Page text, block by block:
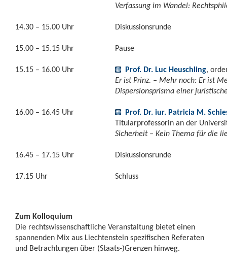
Verfassung im Wandel:
14.30 – 15.00 Uhr Diskussionsrunde
15.00 – 15.15 Uhr Pause
15.15 – 16.00 Uhr Prof. Dr. Luc Heuschling,
Er ist Prinz. – Mehr noch: Er ist
Dispersionsprisma einer
16.00 – 16.45 Uhr
Prof. Dr. iur. Patricia M.
Titularprofessorin an der
Sicherheit – Kein Thema für die
16.45 – 17.15 Uhr Diskussionsrunde
17.15 Uhr Schluss
Zum Kolloquium
Die rechtswissenschaftliche Veranstaltung bietet einen
spannenden Mix aus Liechtenstein spezifischen Referaten
und Betrachtungen über (Staats-)Grenzen hinweg.